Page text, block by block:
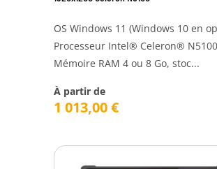
OS Windows 11 (Windows 10 en
Processeur Intel® Celeron® N5100
Mémoire RAM 4 ou 8 Go, stoc...
À partir de
1 013,00€